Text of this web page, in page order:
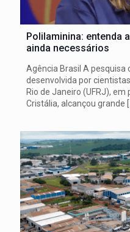
Polilaminina: entenda
ainda necessários
Agência Brasil A pesquisa
desenvolvida por
Rio de Janeiro (UFRJ),
Cristália, alcançou grande